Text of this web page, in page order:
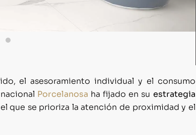
el asesoramiento individual y el consumo
Porcelanosa ha fijado en su estrategia
que se prioriza la atención de proximidad y el